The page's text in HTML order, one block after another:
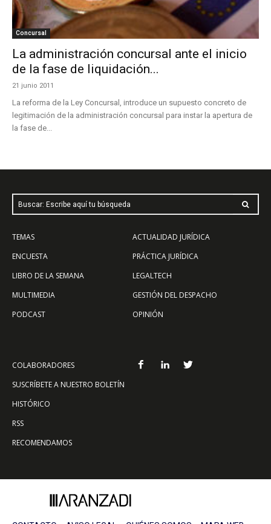
Concursal
La administración concursal ante el inicio
de la fase de liquidación...
21 junio 2011
La reforma de la Ley Concursal, introduce un supuesto concreto de
legitimación de la administración concursal para instar la apertura de
la fase de...
Buscar: Escribe aquí tu búsqueda
TEMAS
ENCUESTA
LIBRO DE LA SEMANA
MULTIMEDIA
PODCAST
ACTUALIDAD JURÍDICA
PRÁCTICA JURÍDICA
LEGALTECH
GESTIÓN DEL DESPACHO
OPINIÓN
COLABORADORES
SUSCRÍBETE A NUESTRO BOLETÍN
HISTÓRICO
RSS
RECOMENDAMOS